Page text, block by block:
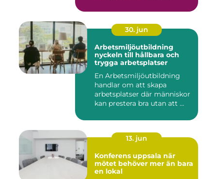
30. jun
Arbetsmiljöutbildning
nyckeln till hållbara och
trygga arbetsplatser
En Arbetsmiljöutbildning
handlar om att skapa
arbetsplatser där människor
kan prestera bra utan att ...
13. jun
Konferens uppsala när
mötet behöver mer än bara
en lokal